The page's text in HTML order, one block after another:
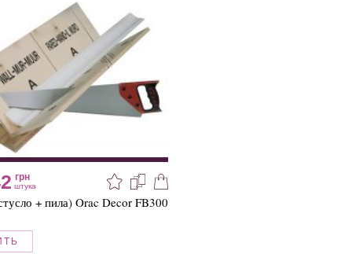
грн
штука
+ пила) Orac Decor FB300